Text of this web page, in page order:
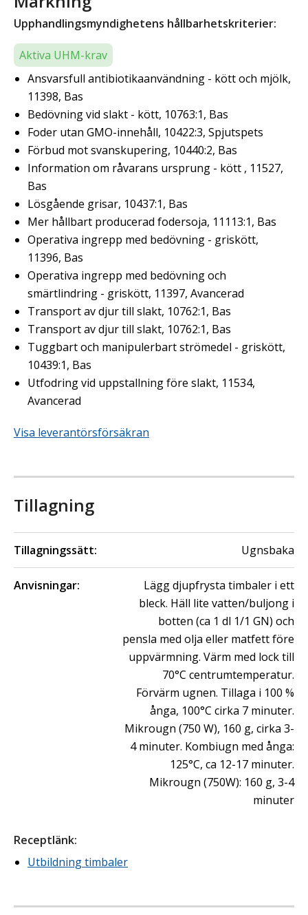
Upphandlingsmyndighetens hållbarhetskriterier:
Aktiva UHM-krav
Ansvarsfull antibiotikaanvändning - kött och mjölk,
11398, Bas
Bedövning vid slakt - kött, 10763:1, Bas
Foder utan GMO-innehåll, 10422:3, Spjutspets
Förbud mot svanskupering, 10440:2, Bas
Information om råvarans ursprung - kött , 11527,
Bas
Lösgående grisar, 10437:1, Bas
Mer hållbart producerad fodersoja, 11113:1, Bas
Operativa ingrepp med bedövning - griskött,
11396, Bas
Operativa ingrepp med bedövning och
smärtlindring - griskött, 11397, Avancerad
Transport av djur till slakt, 10762:1, Bas
Transport av djur till slakt, 10762:1, Bas
Tuggbart och manipulerbart strömedel - griskött,
10439:1, Bas
Utfodring vid uppstallning före slakt, 11534,
Avancerad
Visa leverantörsförsäkran
Tillagning
Tillagningssätt: Ugnsbaka
Anvisningar:
Lägg djupfrysta timbaler i ett
bleck. Häll lite vatten/buljong i
botten (ca 1 dl 1/1 GN) och
pensla med olja eller matfett före
uppvärmning. Värm med lock till
70°C centrumtemperatur.
Förvärm ugnen. Tillaga i 100 %
ånga, 100°C cirka 7 minuter.
Mikrougn (750 W), 160 g, cirka 3-
4 minuter. Kombiugn med ånga:
125°C, ca 12-17 minuter.
Mikrougn (750W): 160 g, 3-4
minuter
Receptlänk:
Utbildning timbaler